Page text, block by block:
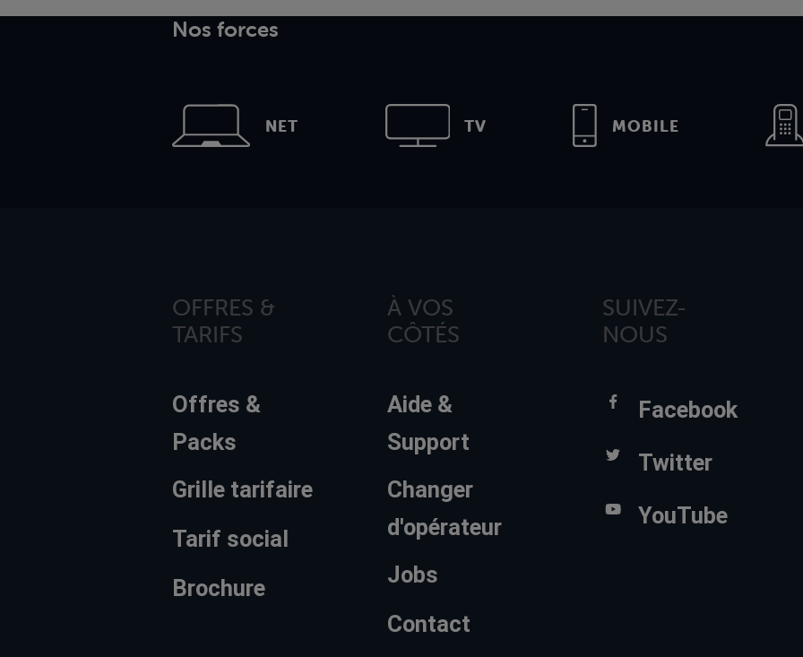
Nos forces
NET TV MOBILE
OFFRES &
TARIFS
Offres &
Packs
Grille tarifaire
Tarif social
Brochure
À VOS
CÔTÉS
Aide &
Support
Changer
d'opérateur
Jobs
Contact
SUIVEZ-
NOUS
Facebook
Twitter
YouTube